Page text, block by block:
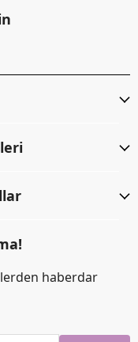
haberdar